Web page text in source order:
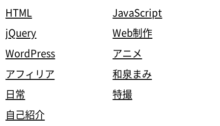
HTML
JavaScript
jQuery
Web制作
WordPress
アニメ
アフィリア
和泉まみ
日常
特撮
自己紹介